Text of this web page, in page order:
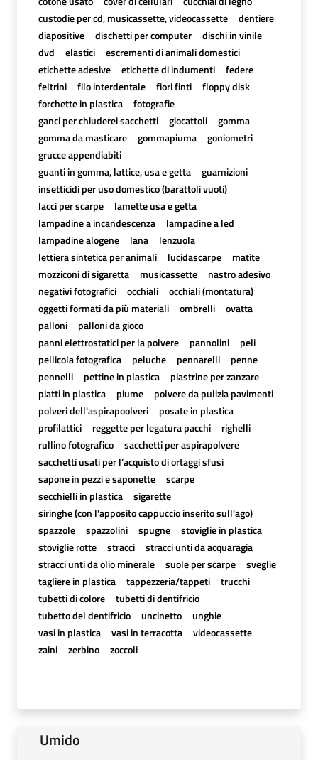
custodie per cd, musicassette, videocassette
dentiere
diapositive
dischetti per computer
dischi in vinile
dvd
elastici
escrementi di animali domestici
etichette adesive
etichette di indumenti
federe
feltrini
filo interdentale fiori finti
floppy disk
forchette in plastica
fotografie
ganci per chiuderei sacchetti
giocattoli
gomma
gomma da masticare
gommapiuma
goniometri
grucce appendiabiti
guanti in gomma, lattice, usa e getta
guarnizioni
insetticidi per uso domestico (barattoli vuoti)
lacci per scarpe
lamette usa e getta
lampadine a incandescenza
lampadine a led
lampadine alogene
lana
lenzuola
lettiera sintetica per animali
lucidascarpe
matite
mozziconi di sigaretta
musicassette
nastro adesivo
negativi fotografici
occhiali
occhiali (montatura)
oggetti formati da più materiali
ombrelli
ovatta
palloni
palloni da gioco
panni elettrostatici per la polvere
pannolini
peli
pellicola fotografica
peluche pennarelli
penne
pennelli
pettine in plastica
piastrine per zanzare
piatti in plastica
piume
polvere da pulizia pavimenti
polveri dell'aspirapoolveri
posate in plastica
profilattici
reggette per legatura pacchi
righelli
rullino fotografico
sacchetti per aspirapolvere
sacchetti usati per l’acquisto di ortaggi sfusi
sapone in pezzi e saponette
scarpe
secchielli in plastica
sigarette
siringhe (con l'apposito cappuccio inserito sull'ago)
spazzole
spazzolini spugne
stoviglie in plastica
stoviglie rotte
stracci
stracci unti da acquaragia
stracci unti da olio minerale
suole per scarpe
sveglie
tagliere in plastica
tappezzeria/tappeti
trucchi
tubetti di colore
tubetti di dentifricio
tubetto del dentifricio
uncinetto
unghie
vasi in plastica
vasi in terracotta
videocassette
zaini
zerbino zoccoli
Umido